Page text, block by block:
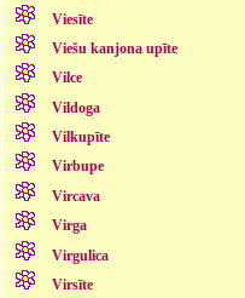
Viesīte
Viešu kanjona upīte
Vilce
Vildoga
Vilkupīte
Virbupe
Vircava
Virga
Virgulica
Virsīte